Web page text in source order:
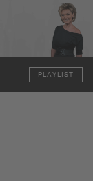
PLAYLIST